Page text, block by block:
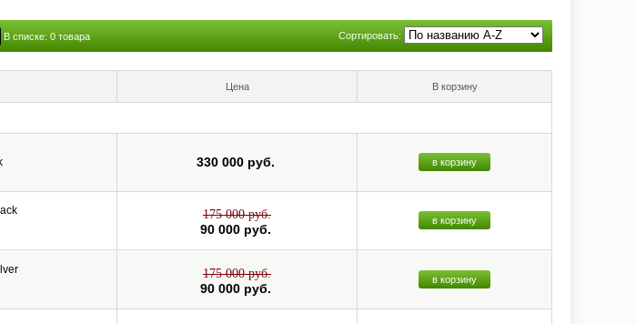
знаю, что такое эмоции и удовольствие», — рассказал в одном из своих интервью Ив-Бернард Андре,
компонентов и их схем, Ив-Бернард очень убедительно настаивает на том, что цель Hi-Fi
а не быть техническим инструментом.
В списке: 0 товара Сортировать:
Цена В корзину
330 000 руб. в корзину
175 000 руб.
90 000 руб.
в корзину
175 000 руб.
90 000 руб.
в корзину